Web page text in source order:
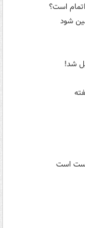
است؟
شود
شد!
است